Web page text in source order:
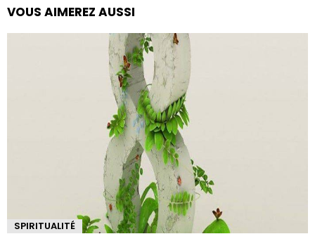
VOUS AIMEREZ AUSSI
SPIRITUALITÉ